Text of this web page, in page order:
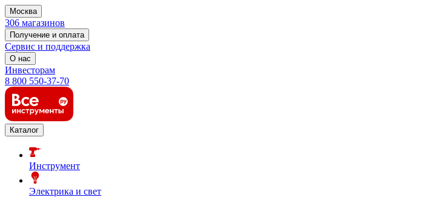
Москва
306 магазинов
Получение и оплата
Сервис и поддержка
О нас
Инвесторам
8 800 550-37-70
Каталог
Инструмент
Электрика и свет